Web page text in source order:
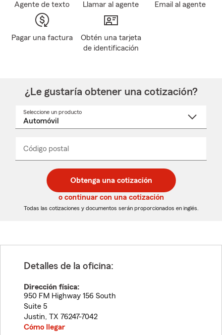
Agente de texto Llamar al agente Email al agente
Pagar una factura
Obtén una tarjeta
de identificación
¿Le gustaría obtener una cotización?
Seleccione un producto
desplegable
Código postal
de
5
dígitos
de
5
dígitos
_____
Obtenga una cotización
o continuar con una cotización
Todas las cotizaciones y documentos serán proporcionados en inglés.
Detalles de la oficina:
Dirección física:
950 FM Highway 156 South
Suite 5
Justin, TX 76247-7042
Cómo llegar